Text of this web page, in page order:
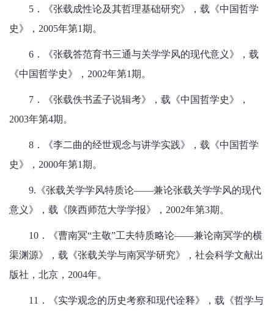
5．《张载成性论及其哲理基础研究》，载《中国哲学
史》，2005年第1期。
6．《张载答范育书三通与关学学风的现代意义》，载
《中国哲学史》，2002年第1期。
7．《张载佚书孟子说辑考》，载《中国哲学史》，
2003年第4期。
8．《李二曲的经世观念与讲学实践》，载《中国哲学
史》，2000年第1期。
9.《张载关学学风特质论——兼论张载关学学风的现代
意义》，载《陕西师范大学学报》，2002年第3期。
10．《曹南冥“主敬”工夫特质略论——兼论南冥学的横
渠渊源》，载《张载关学与南冥学研究》，社会科学文献出
版社，北京，2004年。
11．《实学观念的历史考察和现代诠释》，载《哲学与